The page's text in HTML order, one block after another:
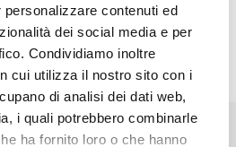
contenuti ed
dei social media e per
Condividiamo inoltre
cui utilizza il nostro sito con i
di analisi dei dati web,
i quali potrebbero combinarle
ha fornito loro o che hanno
con questo tag</li>